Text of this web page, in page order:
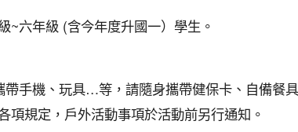
~六年級 (含今年度升國一）學生。
手機、玩具…等，請隨身攜帶健保卡、自備餐
規定，戶外活動事項於活動前另行通知。